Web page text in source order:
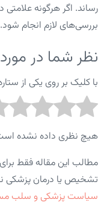
رساند. اگر هرگونه
بررسی‌های لازم انجام شود.
نظر شما در
با کلیک بر روی یکی از ستاره ها از ۱ تا ۵
هیچ نظری داده نشده
مطالب این مقاله فقط
تشخیص یا درمان پزشکی
سیاست پزشکی و سلب